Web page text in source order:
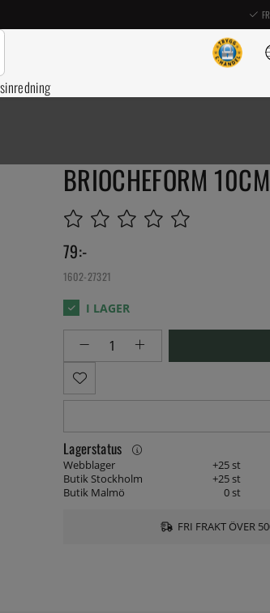
BRIOCHEFORM
79:-
1602-27321
Lagerstatus
Webblager
+25 st
Butik Stockholm
+25 st
Butik Malmö
0 st
FRI FRAKT ÖVER